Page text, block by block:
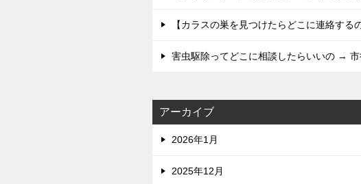
【カラスの巣を見つけたらどこに連絡す
害虫駆除ってどこに相談したらいいの →
アーカイブ
2026年1月
2025年12月